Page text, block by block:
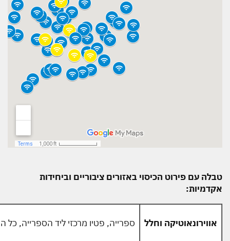
טבלה עם פירוט הכיסוי באזורים ציבוריים וביחידות
אקדמיות:
אווירונאוטיקה וחלל ספרייה, פטיו מרכזי ליד הספרייה, כל